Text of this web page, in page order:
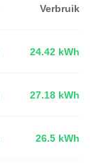
Verbruik
24.42 kWh
27.18 kWh
26.5 kWh